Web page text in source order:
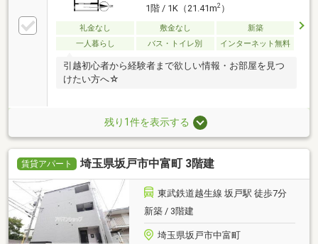
1階 / 1K（21.41m2）
礼金なし 敷金なし
新築
一人暮らし
バス・トイレ別 インターネット無料
引越初心者から経験者まで欲しい情報・お部屋を見つ
けたい方へ☆
残り1件を表示する
賃貸アパート 埼玉県坂戸市中富町 3階建
東武鉄道越生線 坂戸駅 徒歩7分
新築 / 3階建
埼玉県坂戸市中富町